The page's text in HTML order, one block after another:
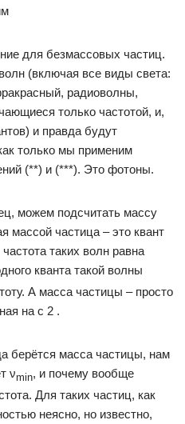
для безмассовых частиц.
(включая все виды света:
радиоволны,
только частотой, и,
и правда будут
только мы применим
(**) и (***). Это фотоны.
можем подсчитать массу
частица – это квант
таких волн равна
кванта такой волны
А масса частицы – просто
на c 2 .
берётся масса частицы, нам
νmin, и почему вообще
Для таких частиц, как
неясно, но известно,